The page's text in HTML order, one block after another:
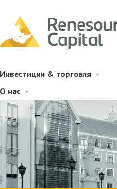
Инвестиции & торговля
О нас